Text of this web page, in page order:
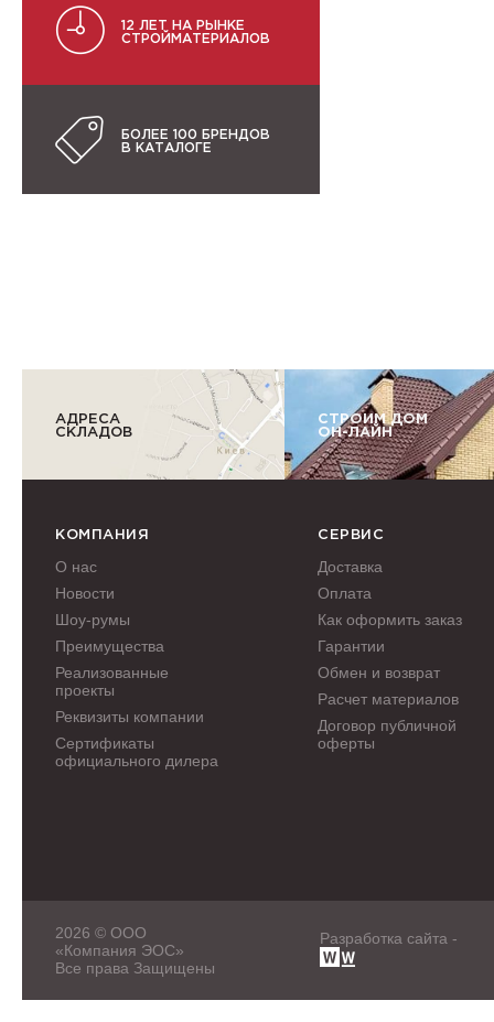
12 ЛЕТ НА РЫНКЕ
СТРОЙМАТЕРИАЛОВ
БОЛЕЕ 100 БРЕНДОВ
В КАТАЛОГЕ
АДРЕСА
СКЛАДОВ
СТРОИМ ДОМ
ОН-ЛАЙН
КОМПАНИЯ
О нас
Новости
Шоу-румы
Преимущества
Реализованные
проекты
Реквизиты компании
Сертификаты
официального дилера
СЕРВИС
Доставка
Оплата
Как оформить заказ
Гарантии
Обмен и возврат
Расчет материалов
Договор публичной
оферты
2026 © ООО
«Компания ЭОС»
Все права Защищены
Разработка сайта -